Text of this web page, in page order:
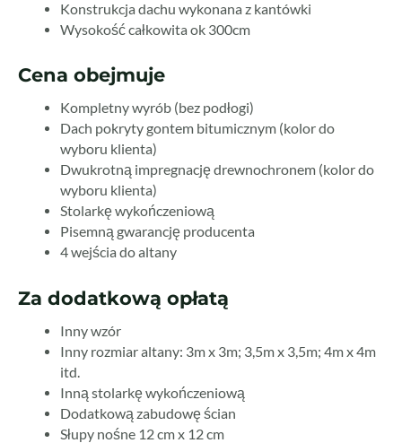
Konstrukcja dachu wykonana z kantówki
Wysokość całkowita ok 300cm
Cena obejmuje
Kompletny wyrób (bez podłogi)
Dach pokryty gontem bitumicznym (kolor do
wyboru klienta)
Dwukrotną impregnację drewnochronem (kolor do
wyboru klienta)
Stolarkę wykończeniową
Pisemną gwarancję producenta
4 wejścia do altany
Za dodatkową opłatą
Inny wzór
Inny rozmiar altany: 3m x 3m; 3,5m x 3,5m; 4m x 4m
itd.
Inną stolarkę wykończeniową
Dodatkową zabudowę ścian
Słupy nośne 12 cm x 12 cm